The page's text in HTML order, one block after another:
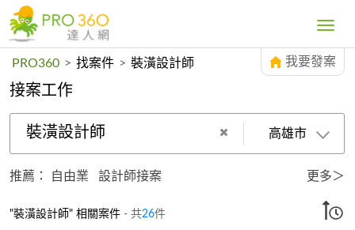
Toggle
PRO360 > 找案件 > 裝潢設計師 我要發案
接案工作
裝潢設計師 高雄市
推薦： 自由業 設計師接案 更多＞
"裝潢設計師" 相關案件 - 共26件